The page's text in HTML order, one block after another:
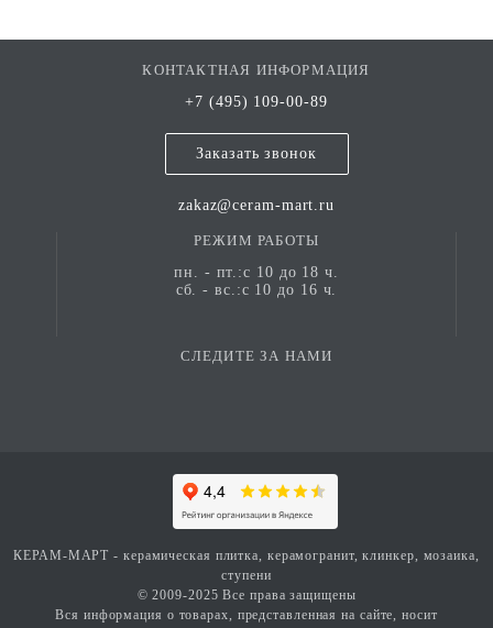
КОНТАКТНАЯ ИНФОРМАЦИЯ
+7 (495) 109-00-89
Заказать звонок
zakaz@ceram-mart.ru
РЕЖИМ РАБОТЫ
пн. - пт.:с 10 до 18 ч.
сб. - вс.:с 10 до 16 ч.
СЛЕДИТЕ ЗА НАМИ
КЕРАМ-МАРТ - керамическая плитка, керамогранит, клинкер, мозаика,
ступени
© 2009-2025 Все права защищены
Вся информация о товарах, представленная на сайте, носит